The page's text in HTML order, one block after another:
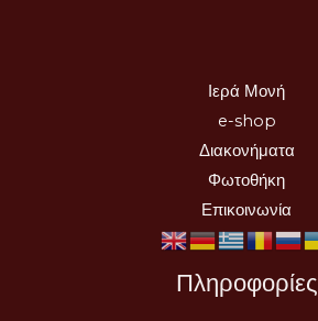
Ιερά Μονή
e-shop
Διακονήματα
Φωτοθήκη
Επικοινωνία
Πληροφορίες